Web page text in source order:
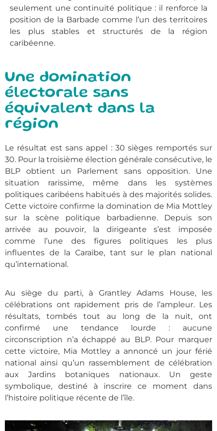
seulement une continuité politique : il renforce la
position de la Barbade comme l’un des territoires
les plus stables et structurés de la région
caribéenne.
Une domination
électorale sans
équivalent dans la
région
Le résultat est sans appel : 30 sièges remportés sur
30. Pour la troisième élection générale consécutive, le
BLP obtient un Parlement sans opposition. Une
situation rarissime, même dans les systèmes
politiques caribéens habitués à des majorités solides.
Cette victoire confirme la domination de Mia Mottley
sur la scène politique barbadienne. Depuis son
arrivée au pouvoir, la dirigeante s’est imposée
comme l’une des figures politiques les plus
influentes de la Caraïbe, tant sur le plan national
qu’international.
Au siège du parti, à Grantley Adams House, les
célébrations ont rapidement pris de l’ampleur. Les
résultats, tombés tout au long de la nuit, ont
confirmé une tendance lourde : aucune
circonscription n’a échappé au BLP. Pour marquer
cette victoire, Mia Mottley a annoncé un jour férié
national ainsi qu’un rassemblement de célébration
aux Jardins botaniques nationaux. Un geste
symbolique, destiné à inscrire ce moment dans
l’histoire politique récente de l’île.